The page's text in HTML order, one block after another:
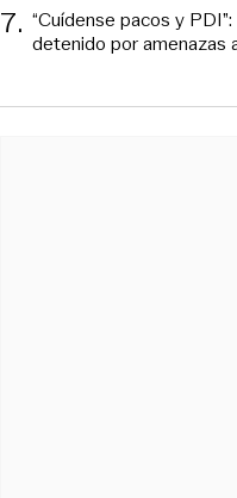
7. “Cuídense pacos y
detenido por amenazas